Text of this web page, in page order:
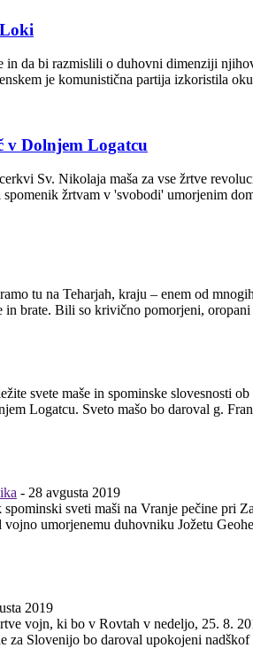
razmislili o duhovni dimenziji njihove žrtve
je komunistična partija izkoristila
v Dolnjem Logatcu
Sv. Nikolaja maša za vse žrtve
'svobodi' umorjenim domačinom. Spominsko
tu na Teharjah, kraju – enem od
in brate. Bili so krivično pomorjeni,
svete maše in spominske slovesnosti
Logatcu. Sveto mašo bo daroval g.
- 28 avgusta 2019
na Vranje pečine pri Zaplani. Sveto mašo bo daroval
umorjenemu duhovniku Jožetu
2019
vojn, ki bo v Rovtah v nedeljo, 25. 8.
za Slovenijo bo daroval upokojeni